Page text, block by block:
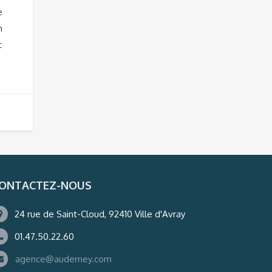
NOUS
24 rue de Saint-Cloud, 92410 Ville d'Avray
01.47.50.22.60
agence@auderney.com